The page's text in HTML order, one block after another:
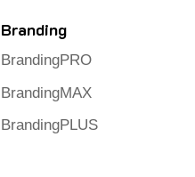
Branding
BrandingPRO
BrandingMAX
BrandingPLUS